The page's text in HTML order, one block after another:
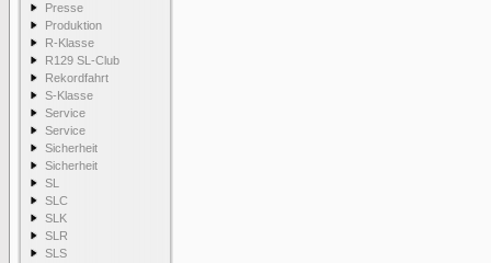
Presse
Produktion
R-Klasse
R129 SL-Club
Rekordfahrt
S-Klasse
Service
Service
Sicherheit
Sicherheit
SL
SLC
SLK
SLR
SLS